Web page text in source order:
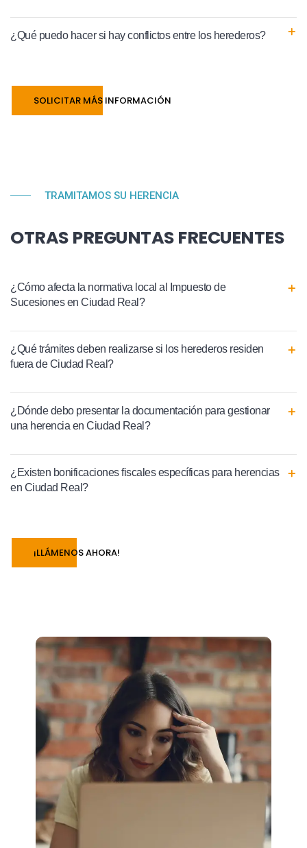
¿Qué puedo hacer si hay conflictos entre los herederos?
SOLICITAR MÁS INFORMACIÓN
TRAMITAMOS SU HERENCIA
OTRAS PREGUNTAS FRECUENTES
¿Cómo afecta la normativa local al Impuesto de
Sucesiones en Ciudad Real?
¿Qué trámites deben realizarse si los herederos residen
fuera de Ciudad Real?
¿Dónde debo presentar la documentación para gestionar
una herencia en Ciudad Real?
¿Existen bonificaciones fiscales específicas para herencias
en Ciudad Real?
¡LLÁMENOS AHORA!